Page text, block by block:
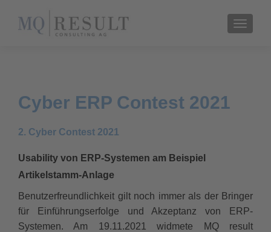
Cyber ERP Contest 2021
2. Cyber Contest 2021
Usability von ERP-Systemen am Beispiel
Artikelstamm-Anlage
Benutzerfreundlichkeit gilt noch immer als der Bringer
für Einführungserfolge und Akzeptanz von ERP-
Systemen. Am 19.11.2021 widmete MQ result